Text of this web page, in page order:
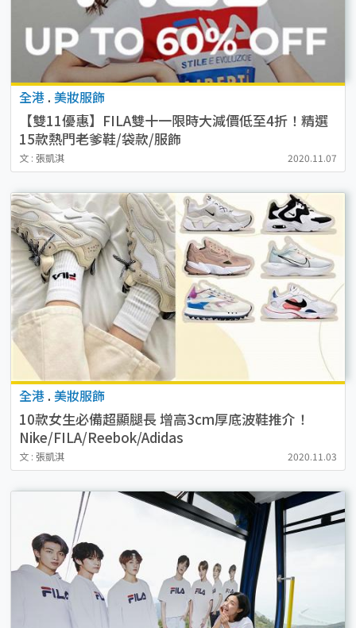
全港 . 美妝服飾
【雙11優惠】FILA雙十一限時大減價低至4折！精選
15款熱門老爹鞋/袋款/服飾
文 : 張凱淇 2020.11.07
全港 . 美妝服飾
10款女生必備超顯腿長 增高3cm厚底波鞋推介！
Nike/FILA/Reebok/Adidas
文 : 張凱淇 2020.11.03